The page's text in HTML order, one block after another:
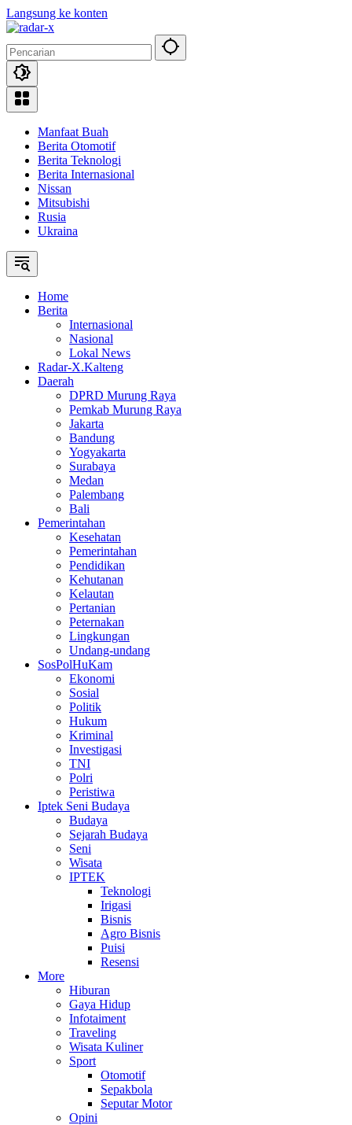
Langsung ke konten
Manfaat Buah
Berita Otomotif
Berita Teknologi
Berita Internasional
Nissan
Mitsubishi
Rusia
Ukraina
Home
Berita
Internasional
Nasional
Lokal News
Radar-X.Kalteng
Daerah
DPRD Murung Raya
Pemkab Murung Raya
Jakarta
Bandung
Yogyakarta
Surabaya
Medan
Palembang
Bali
Pemerintahan
Kesehatan
Pemerintahan
Pendidikan
Kehutanan
Kelautan
Pertanian
Peternakan
Lingkungan
Undang-undang
SosPolHuKam
Ekonomi
Sosial
Politik
Hukum
Kriminal
Investigasi
TNI
Polri
Peristiwa
Iptek Seni Budaya
Budaya
Sejarah Budaya
Seni
Wisata
IPTEK
Teknologi
Irigasi
Bisnis
Agro Bisnis
Puisi
Resensi
More
Hiburan
Gaya Hidup
Infotaiment
Traveling
Wisata Kuliner
Sport
Otomotif
Sepakbola
Seputar Motor
Opini